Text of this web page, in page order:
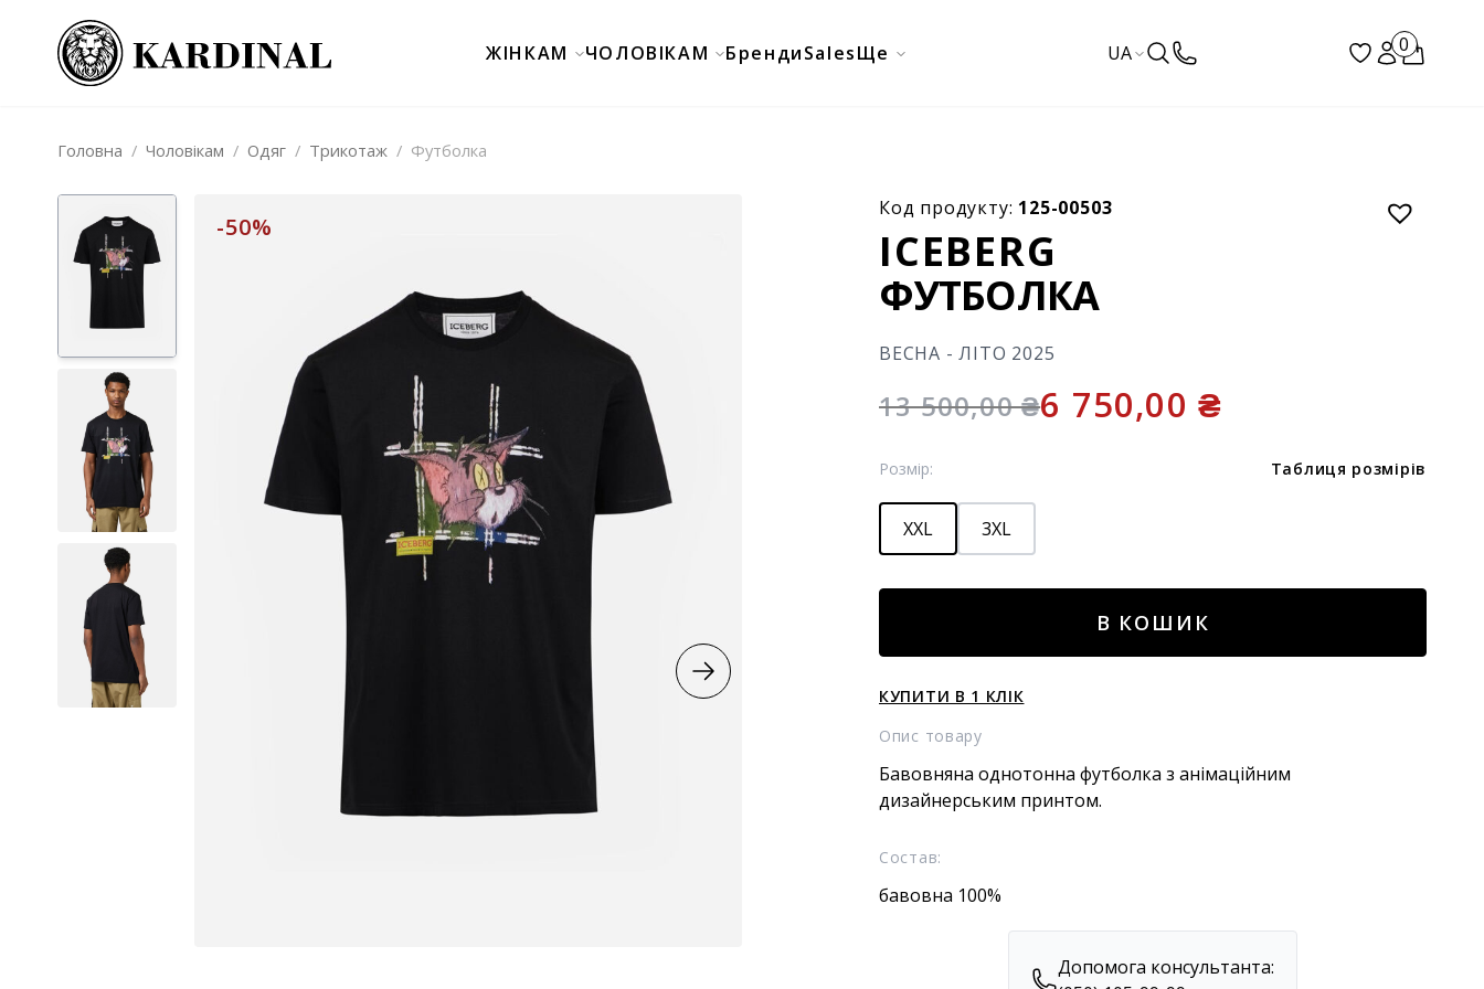
ЖІНКАМ ЧОЛОВІКАМ БрендиSalesЩе UA 0
Головна / Чоловікам / Одяг / Трикотаж / Футболка
-50%
ВЕСНА - ЛІТО 2025
ICEBERG
Код продукту: 125-00503
ФУТБОЛКА
13 500,00₴6 750,00₴
Розмір: Таблиця розмірів
XXL 3XL
В КОШИК
КУПИТИ В 1 КЛІК
Опис товару
Бавовняна однотонна футболка з анімаційним
дизайнерським принтом.
Состав:
бавовна 100%
Допомога консультанта: